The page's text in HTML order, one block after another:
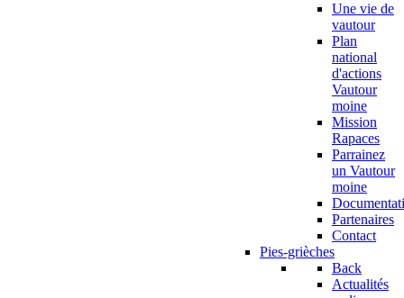
Une vie de
vautour
Plan
national
d'actions
Vautour
moine
Mission
Rapaces
Parrainez
un Vautour
moine
Partenaires
Contact
Pies-grièches
Back
Actualités